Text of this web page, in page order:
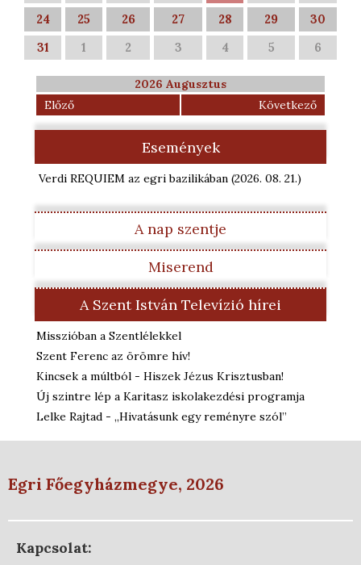
24
25 26 27 28 29
30
31
1 2 3 4 5 6
2026 Augusztus
Előző
Következő
Események
Verdi REQUIEM az egri bazilikában (2026. 08. 21.)
A nap szentje
Miserend
A Szent István Televízió hírei
Misszióban a Szentlélekkel
Szent Ferenc az örömre hív!
Kincsek a múltból - Hiszek Jézus Krisztusban!
Új szintre lép a Karitasz iskolakezdési programja
Lelke Rajtad - „Hivatásunk egy reményre szól”
Egri Főegyházmegye, 2026
Kapcsolat: